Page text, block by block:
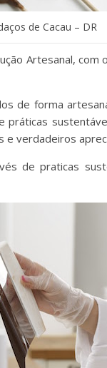
de Cacau – DR
Artesanal,
de forma
verdadeiros
de praticas